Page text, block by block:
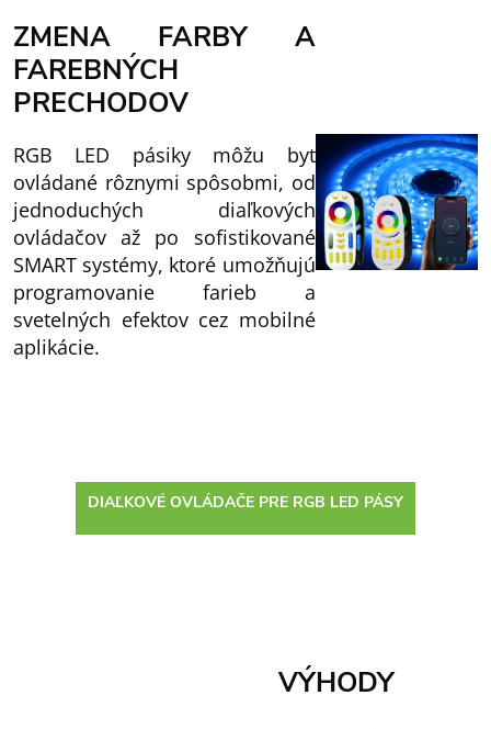
ZMENA FARBY A
FAREBNÝCH
PRECHODOV
RGB LED pásiky môžu byť
ovládané rôznymi spôsobmi, od
jednoduchých diaľkových
ovládačov až po sofistikované
SMART systémy, ktoré umožňujú
programovanie farieb a
svetelných efektov cez mobilné
aplikácie.
DIAĽKOVÉ OVLÁDAČE PRE RGB LED PÁSY
VÝHODY